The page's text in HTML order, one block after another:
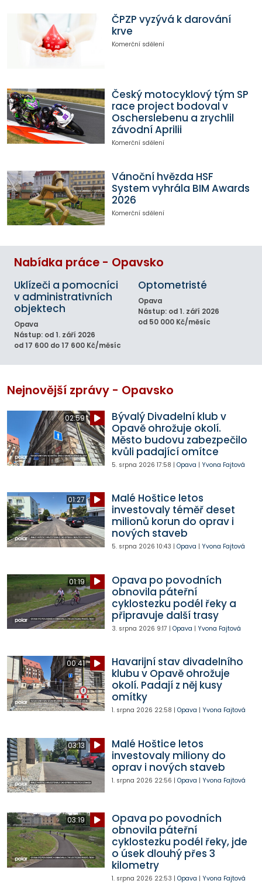
ČPZP vyzývá k darování
krve
Komerční sdělení
Český motocyklový tým SP
race project bodoval v
Oscherslebenu a zrychlil
závodní Aprilii
Komerční sdělení
Vánoční hvězda HSF
System vyhrála BIM Awards
2026
Komerční sdělení
Nabídka práce - Opavsko
Uklízeči a pomocníci
v administrativních
objektech
Opava
Nástup: od 1. září 2026
od 17 600 do 17 600 Kč/měsíc
Optometristé
Opava
Nástup: od 1. září 2026
od 50 000 Kč/měsíc
Nejnovější zprávy - Opavsko
02:59
Bývalý Divadelní klub v
Opavě ohrožuje okolí.
Město budovu zabezpečilo
kvůli padající omítce
5. srpna 2026 17:58 | Opava | Yvona Fajtová
01:27
Malé Hoštice letos
investovaly téměř deset
milionů korun do oprav i
nových staveb
5. srpna 2026 10:43 | Opava | Yvona Fajtová
01:19
Opava po povodních
obnovila páteřní
cyklostezku podél řeky a
připravuje další trasy
3. srpna 2026 9:17 | Opava | Yvona Fajtová
00:41
Havarijní stav divadelního
klubu v Opavě ohrožuje
okolí. Padají z něj kusy
omítky
1. srpna 2026 22:58 | Opava | Yvona Fajtová
03:13
Malé Hoštice letos
investovaly miliony do
oprav i nových staveb
1. srpna 2026 22:56 | Opava | Yvona Fajtová
03:19
Opava po povodních
obnovila páteřní
cyklostezku podél řeky, jde
o úsek dlouhý přes 3
kilometry
1. srpna 2026 22:53 | Opava | Yvona Fajtová